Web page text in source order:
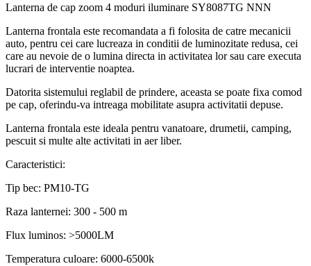
Lanterna de cap zoom 4 moduri iluminare SY8087TG NNN
Lanterna frontala este recomandata a fi folosita de catre mecanicii
auto, pentru cei care lucreaza in conditii de luminozitate redusa, cei
care au nevoie de o lumina directa in activitatea lor sau care executa
lucrari de interventie noaptea.
Datorita sistemului reglabil de prindere, aceasta se poate fixa comod
pe cap, oferindu-va intreaga mobilitate asupra activitatii depuse.
Lanterna frontala este ideala pentru vanatoare, drumetii, camping,
pescuit si multe alte activitati in aer liber.
Caracteristici:
Tip bec: PM10-TG
Raza lanternei: 300 - 500 m
Flux luminos: >5000LM
Temperatura culoare: 6000-6500k